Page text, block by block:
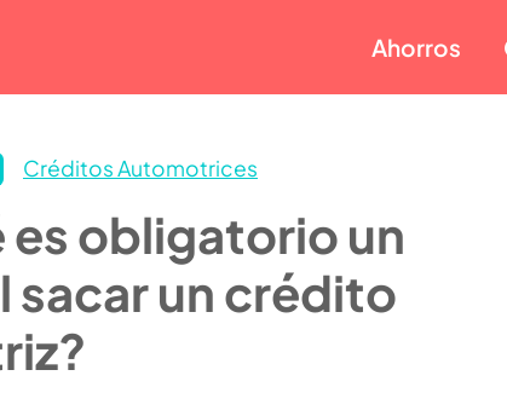
Ahorros
Créditos Automotrices
es obligatorio un
sacar un crédito